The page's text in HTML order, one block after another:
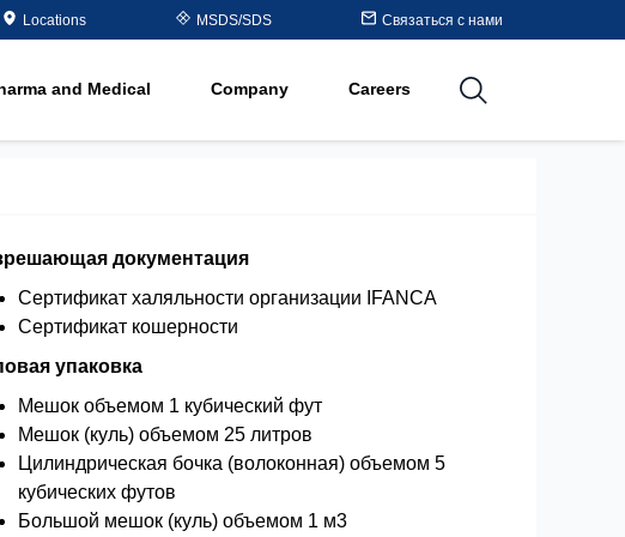
Locations MSDS/SDS Связаться с нами
and Medical Company Careers
Purity Solutions
Table
документация
Сертификат халяльности организации IFANCA
Сертификат кошерности
упаковка
Мешок объемом 1 кубический фут
Мешок (куль) объемом 25 литров
Цилиндрическая бочка (волоконная) объемом 5
кубических футов
Большой мешок (куль) объемом 1 м3